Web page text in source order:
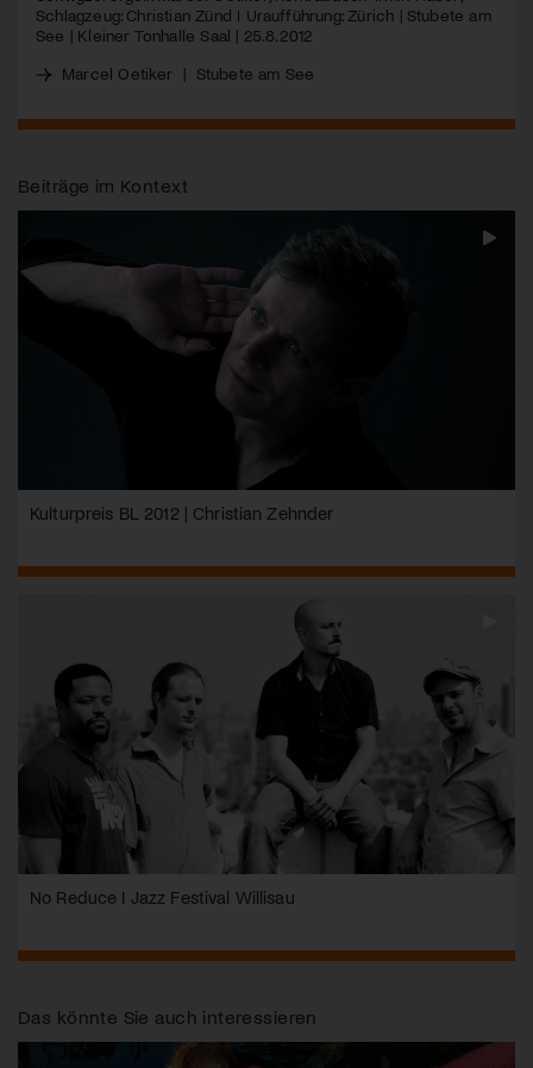
Schlagzeug: Christian Zünd I Uraufführung: Zürich | Stubete am
See | Kleiner Tonhalle Saal | 25.8.2012
Marcel Oetiker | Stubete am See
Beiträge im Kontext
Kulturpreis BL 2012 | Christian Zehnder
No Reduce I Jazz Festival Willisau
Das könnte Sie auch interessieren